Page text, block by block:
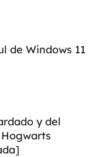
de Windows 11
y del